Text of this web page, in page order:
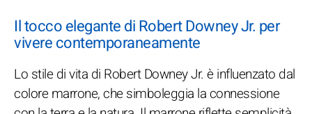
Il tocco elegante di Robert Downey Jr. per
vivere contemporaneamente
Lo stile di vita di Robert Downey Jr. è influenzato dal
colore marrone, che simboleggia la connessione